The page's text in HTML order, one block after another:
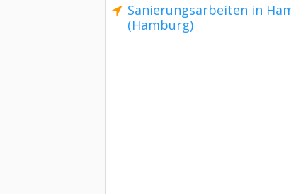
Sanierungsarbeiten in
(Hamburg)